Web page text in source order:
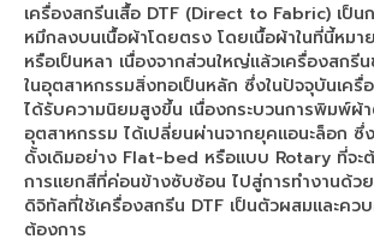
เครื่องสกรีนเสื้อ DTF (Direct to Fabric) เป็น
หมึกลงบนเนื้อผ้าโดยตรง โดยเนื้อผ้าในที่นี้หมา
หรือเป็นหลา เนื่องจากส่วนใหญ่แล้วเครื่องสกรี
ในอุตสาหกรรมสิ่งทอเป็นหลัก ซึ่งในปัจจุบันเค
ได้รับความนิยมสูงขึ้น เนื่องกระบวนการพิมพ์ผ้า
อุตสาหกรรม ได้เปลี่ยนผ่านจากยุคแอนะล็อก ซึ่
ดั้งเดิมอย่าง Flat-bed หรือแบบ Rotary ที่จะ
การแยกสีที่ค่อนข้างซับซ้อน ไปสู่การทำงานด้ว
ดิจิทัลที่ใช้เครื่องสกรีน DTF เป็นตัวผสมและคว
ต้องการ